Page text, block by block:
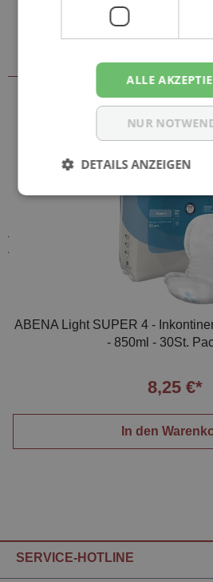
Sie könnten auch
Artikeln
ABENA Light SUPER 4 -
- 850ml - 30St.
8,25 €*
In den
SERVICE-HOTLINE
ALLE
NUR
DETAILS ANZEIGEN